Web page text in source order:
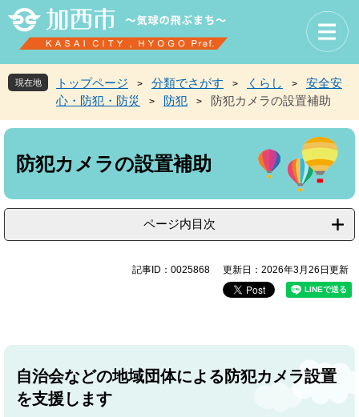
先
頭
す
を
飛
し
へ
現在地 トップページ > 分類でさがす > くらし >
安全安
心・防犯・防災
> 防犯 > 防犯カメラの設置補助
本
防犯カメラの設置補助
ページ内目次
記事ID：0025868 更新日：2026年3月26日更新
自治会などの地域団体による防犯カメラ設置
を支援します